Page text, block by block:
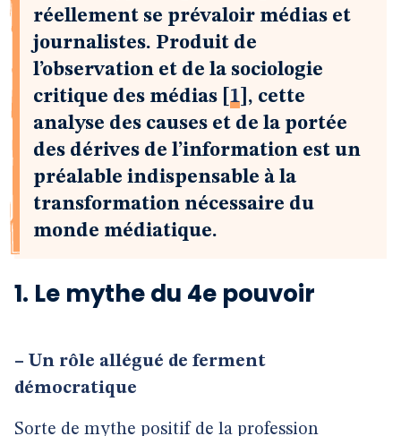
réellement se prévaloir médias et
journalistes. Produit de
l’observation et de la sociologie
critique des médias
1 , cette
analyse des causes et de la portée
des dérives de l’information est un
préalable indispensable à la
transformation nécessaire du
monde médiatique.
1. Le mythe du 4e pouvoir
– Un rôle allégué de ferment
démocratique
Sorte de mythe positif de la profession